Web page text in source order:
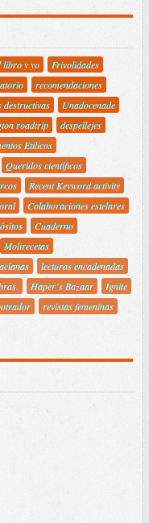
libro y yo
Frivolidades
recomendaciones
destructivas
Unadocenade
roadtrip
despellejes
Etílicos
Queridos científicos
Recent Keyword activity
Colaboraciones estelares
Cuaderno
Molirecetas
lecturas encadenadas
Haper´s Bazaar
Ignite
revistas femeninas